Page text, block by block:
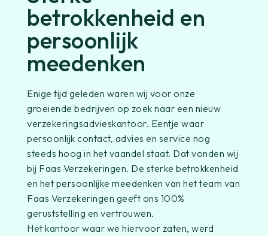
betrokkenheid en
persoonlijk
meedenken
Enige tijd geleden waren wij voor onze
groeiende bedrijven op zoek naar een nieuw
verzekeringsadvieskantoor. Eentje waar
persoonlijk contact, advies en service nog
steeds hoog in het vaandel staat. Dat vonden wij
bij Faas Verzekeringen. De sterke betrokkenheid
en het persoonlijke meedenken van het team van
Faas Verzekeringen geeft ons 100%
geruststelling en vertrouwen.
Het kantoor waar we hiervoor zaten, werd